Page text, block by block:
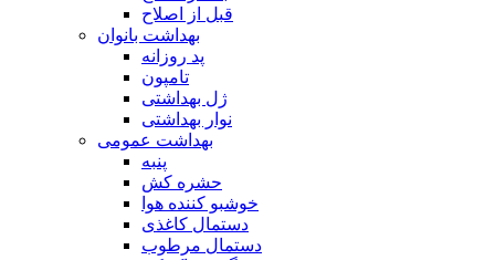
قبل از اصلاح
بهداشت بانوان
پد روزانه
تامپون
ژل بهداشتی
نوار بهداشتی
بهداشت عمومی
پنبه
حشره کش
خوشبو کننده هوا
دستمال کاغذی
دستمال مرطوب